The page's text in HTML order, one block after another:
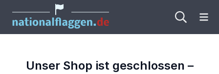
Unser Shop ist geschlossen –